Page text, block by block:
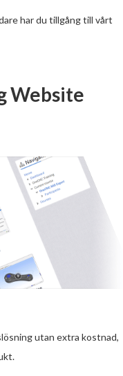
har du tillgång till vårt
Website
utan extra kostnad,